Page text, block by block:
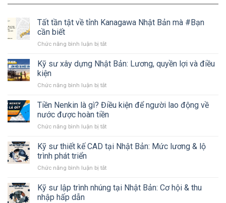
Tất tần tật về tỉnh Kanagawa Nhật Bản mà #Bạn
cần biết
Chức năng bình luận bị tắtở
tần
tật
tỉnh
Nhật
Bản
#Bạn
biết
Kỹ sư xây dựng Nhật Bản: Lương, quyền lợi và điều
kiện
Chức năng bình luận bị tắtở
sư
dựng
Nhật
Lương,
và
kiện
Tiền Nenkin là gì? Điều kiện để người lao động về
nước được hoàn tiền
Chức năng bình luận bị tắtở
Nenkin
là
Điều
để
Kỹ sư thiết kế CAD tại Nhật Bản: Mức lương & lộ
trình phát triển
Chức năng bình luận bị tắtở
sư
thiết
Kỹ sư lập trình nhúng tại Nhật Bản: Cơ hội & thu
nhập hấp dẫn